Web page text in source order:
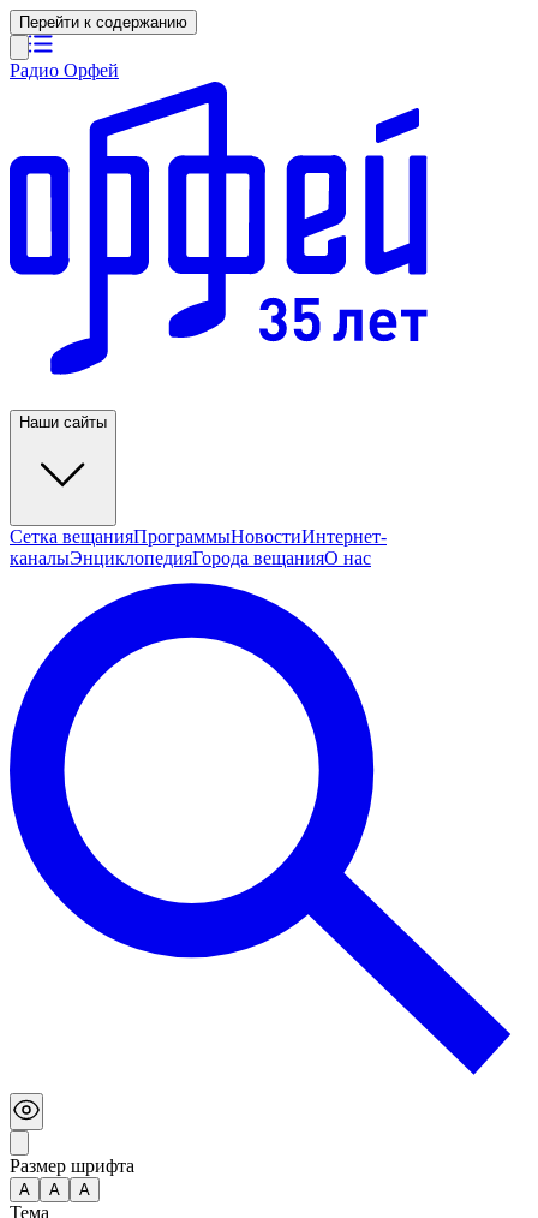
Перейти к содержанию
Радио Орфей
Наши сайты
Сетка вещанияПрограммыНовостиИнтернет-
каналыЭнциклопедияГорода вещанияО нас
Размер шрифта
А A A
Тема